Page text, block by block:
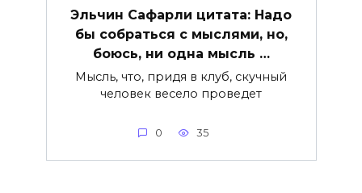
Эльчин Сафарли цитата: Надо
бы собраться с мыслями, но,
боюсь, ни одна мысль …
Мысль, что, придя в клуб, скучный
человек весело проведет
0 35